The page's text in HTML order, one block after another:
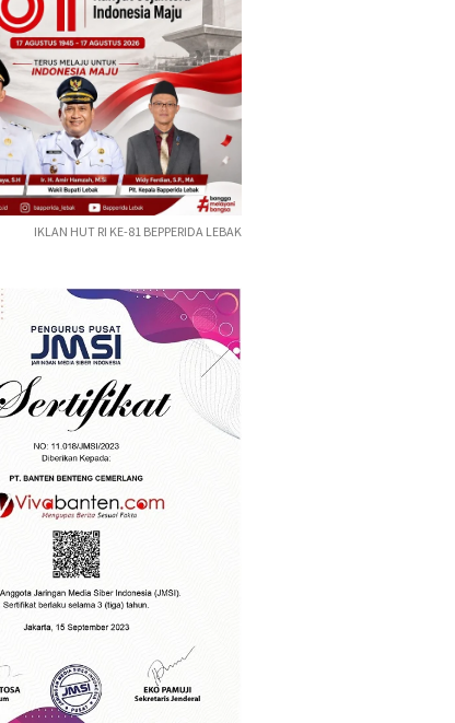
IKLAN HUT RI KE-81 BEPPERIDA LEBAK